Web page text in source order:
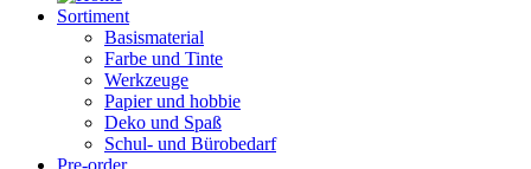
Sortiment
Basismaterial
Farbe und Tinte
Werkzeuge
Papier und hobbie
Deko und Spaß
Schul- und Bürobedarf
Pre-order